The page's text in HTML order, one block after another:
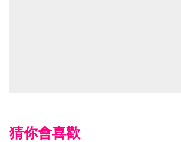
猜你會喜歡